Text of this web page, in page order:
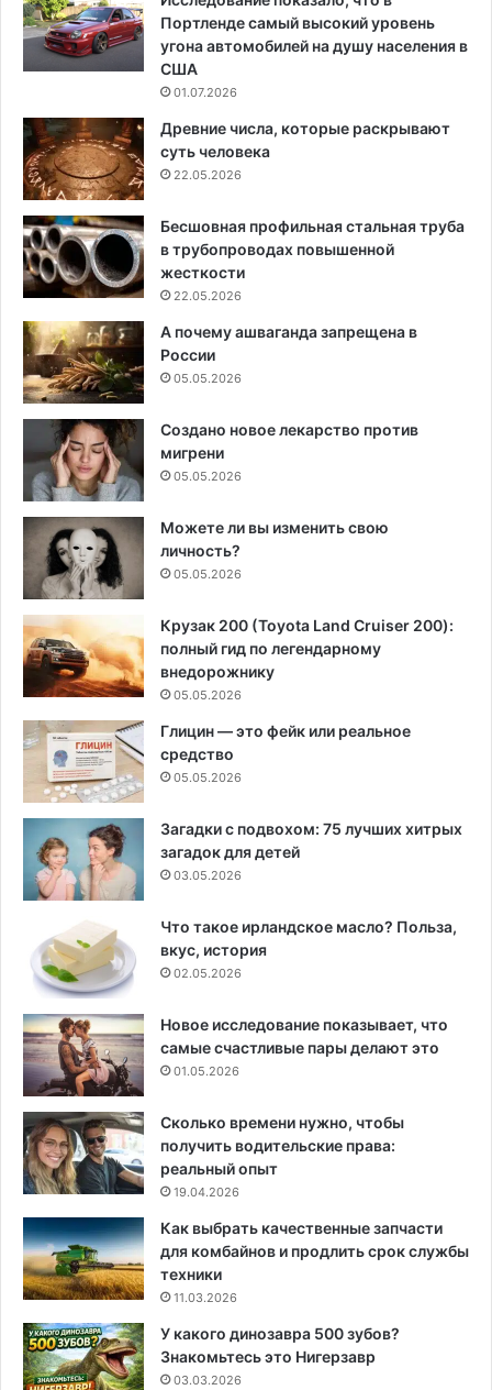
Портленде самый высокий уровень
угона автомобилей на душу населения в
США
01.07.2026
Древние числа, которые раскрывают
суть человека
22.05.2026
Бесшовная профильная стальная труба
в трубопроводах повышенной
жесткости
22.05.2026
А почему ашваганда запрещена в
России
05.05.2026
Создано новое лекарство против
мигрени
05.05.2026
Можете ли вы изменить свою
личность?
05.05.2026
Крузак 200 (Toyota Land Cruiser 200):
полный гид по легендарному
внедорожнику
05.05.2026
Глицин — это фейк или реальное
средство
05.05.2026
Загадки с подвохом: 75 лучших хитрых
загадок для детей
03.05.2026
Что такое ирландское масло? Польза,
вкус, история
02.05.2026
Новое исследование показывает, что
самые счастливые пары делают это
01.05.2026
Сколько времени нужно, чтобы
получить водительские права:
реальный опыт
19.04.2026
Как выбрать качественные запчасти
для комбайнов и продлить срок службы
техники
11.03.2026
У какого динозавра 500 зубов?
Знакомьтесь это Нигерзавр
03.03.2026